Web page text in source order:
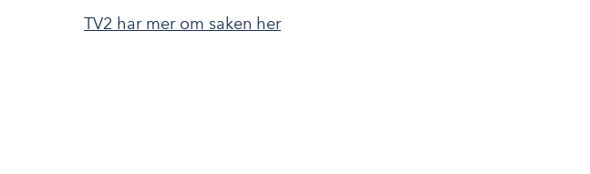
TV2 har mer om saken her